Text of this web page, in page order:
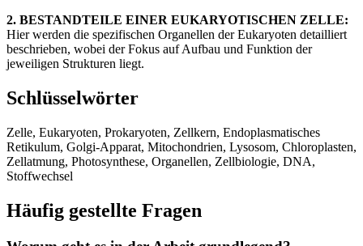
2. BESTANDTEILE EINER EUKARYOTISCHEN ZELLE:
Hier werden die spezifischen Organellen der Eukaryoten detailliert
beschrieben, wobei der Fokus auf Aufbau und Funktion der
jeweiligen Strukturen liegt.
Schlüsselwörter
Zelle, Eukaryoten, Prokaryoten, Zellkern, Endoplasmatisches
Retikulum, Golgi-Apparat, Mitochondrien, Lysosom, Chloroplasten,
Zellatmung, Photosynthese, Organellen, Zellbiologie, DNA,
Stoffwechsel
Häufig gestellte Fragen